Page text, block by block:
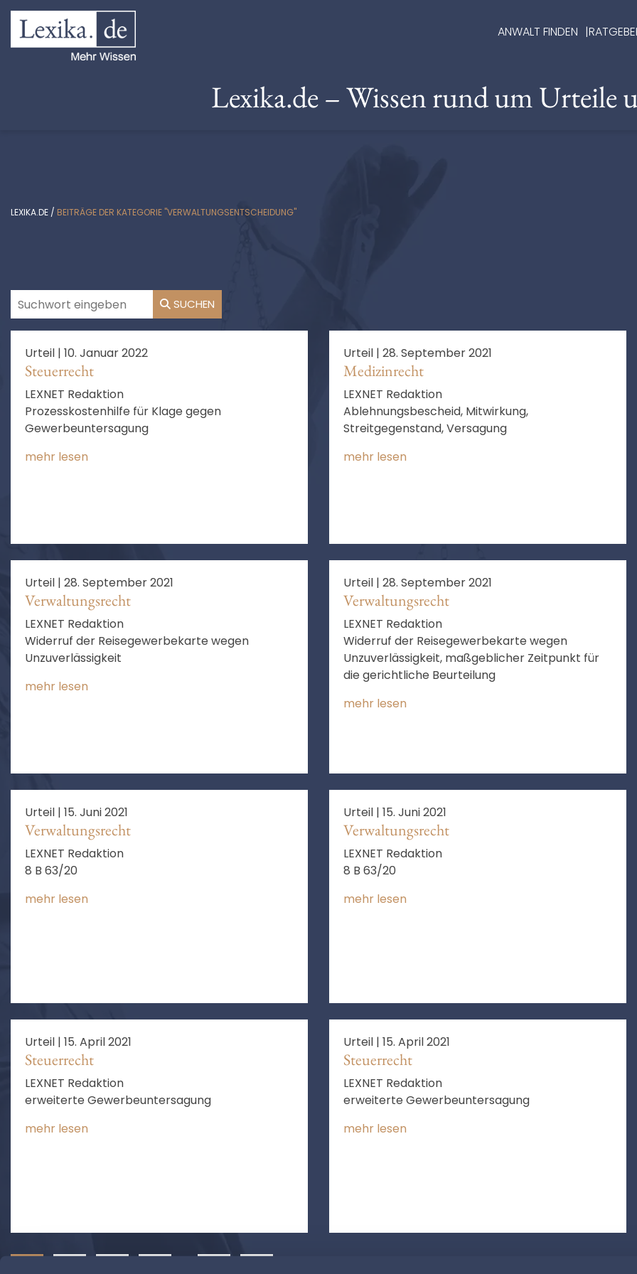
ANWALT FINDEN
Lexika.de – Wissen rund um Urteile
LEXIKA.DE / BEITRÄGE DER KATEGORIE "VERWALTUNGSENTSCHEIDUNG"
SUCHEN
Urteil | 10. Januar 2022
Steuerrecht
LEXNET Redaktion
Prozesskostenhilfe für Klage gegen
Gewerbeuntersagung
mehr lesen
Urteil | 28. September 2021
Medizinrecht
LEXNET Redaktion
Ablehnungsbescheid, Mitwirkung,
Streitgegenstand, Versagung
mehr lesen
Urteil | 28. September 2021
Verwaltungsrecht
LEXNET Redaktion
Widerruf der Reisegewerbekarte wegen
Unzuverlässigkeit
mehr lesen
Urteil | 28. September 2021
Verwaltungsrecht
LEXNET Redaktion
Widerruf der Reisegewerbekarte wegen
Unzuverlässigkeit, maßgeblicher Zeitpunkt für
die gerichtliche Beurteilung
mehr lesen
Urteil | 15. Juni 2021
Verwaltungsrecht
LEXNET Redaktion
8 B 63/20
mehr lesen
Urteil | 15. Juni 2021
Verwaltungsrecht
LEXNET Redaktion
8 B 63/20
mehr lesen
Urteil | 15. April 2021
Steuerrecht
LEXNET Redaktion
erweiterte Gewerbeuntersagung
mehr lesen
Urteil | 15. April 2021
Steuerrecht
LEXNET Redaktion
erweiterte Gewerbeuntersagung
mehr lesen